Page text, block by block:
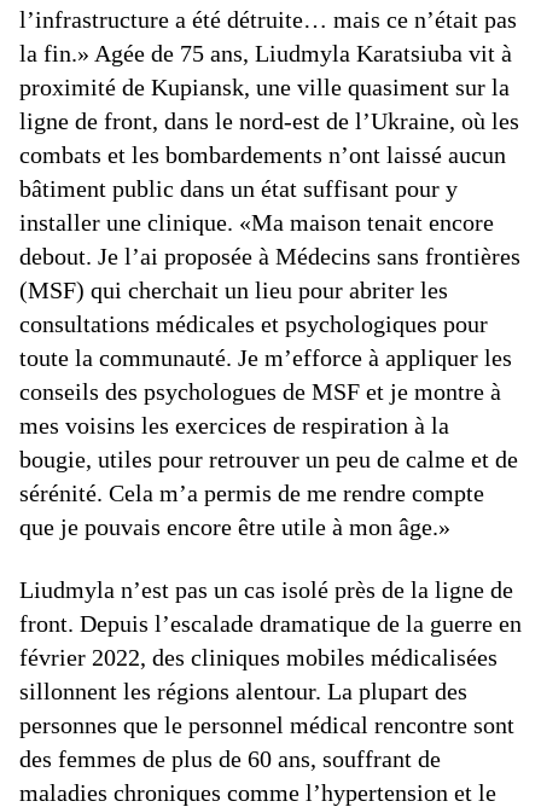
l’infrastructure a été détruite… mais ce n’était pas
la fin.» Agée de 75 ans, Liudmyla Karatsiuba vit à
proximité de Kupiansk, une ville quasiment sur la
ligne de front, dans le nord-est de l’Ukraine, où les
combats et les bombardements n’ont laissé aucun
bâtiment public dans un état suffisant pour y
installer une clinique. «Ma maison tenait encore
debout. Je l’ai proposée à Médecins sans frontières
(MSF) qui cherchait un lieu pour abriter les
consultations médicales et psychologiques pour
toute la communauté. Je m’efforce à appliquer les
conseils des psychologues de MSF et je montre à
mes voisins les exercices de respiration à la
bougie, utiles pour retrouver un peu de calme et de
sérénité. Cela m’a permis de me rendre compte
que je pouvais encore être utile à mon âge.»
Liudmyla n’est pas un cas isolé près de la ligne de
front. Depuis l’escalade dramatique de la guerre en
février 2022, des cliniques mobiles médicalisées
sillonnent les régions alentour. La plupart des
personnes que le personnel médical rencontre sont
des femmes de plus de 60 ans, souffrant de
maladies chroniques comme l’hypertension et le